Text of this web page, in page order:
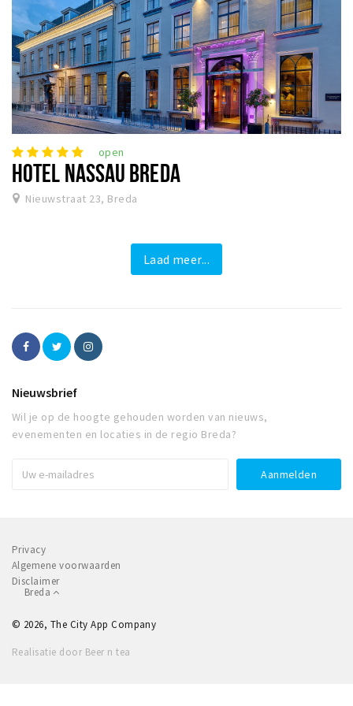
open
HOTEL NASSAU BREDA
Nieuwstraat 23, Breda
Laad meer...
Nieuwsbrief
Wil je op de hoogte gehouden worden van nieuws,
evenementen en locaties in de regio Breda?
Privacy
Algemene voorwaarden
Disclaimer
Breda
© 2026, The City App Company
Realisatie door Beer n tea